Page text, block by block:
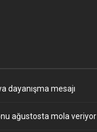
dayanışma mesajı
ağustosta mola veriyor